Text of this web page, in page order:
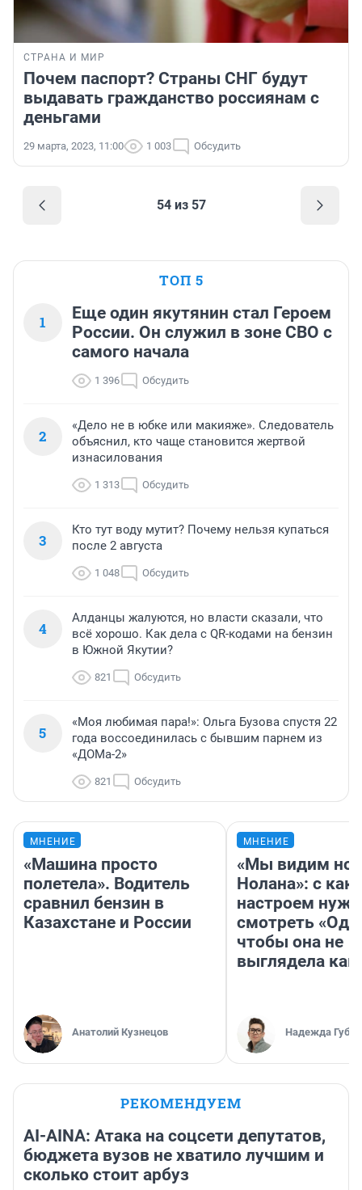
СТРАНА И МИР
Почем паспорт? Страны СНГ будут
выдавать гражданство россиянам с
деньгами
29 марта, 2023, 11:00 1 003 Обсудить
54 из 57
ТОП 5
1
Еще один якутянин стал Героем
России. Он служил в зоне СВО с
самого начала
1 396 Обсудить
2
«Дело не в юбке или макияже». Следователь
объяснил, кто чаще становится жертвой
изнасилования
1 313 Обсудить
3
Кто тут воду мутит? Почему нельзя купаться
после 2 августа
1 048 Обсудить
4
Алданцы жалуются, но власти сказали, что
всё хорошо. Как дела с QR-кодами на бензин
в Южной Якутии?
821 Обсудить
5
«Моя любимая пара!»: Ольга Бузова спустя 22
года воссоединилась с бывшим парнем из
«ДОМа-2»
821 Обсудить
МНЕНИЕ
«Машина просто
полетела». Водитель
сравнил бензин в
Казахстане и России
Анатолий Кузнецов
МНЕНИЕ
«Мы видим
Нолана»: с
настроем
смотреть
чтобы она не
выглядела как
Надежда
РЕКОМЕНДУЕМ
AI-AINA: Атака на соцсети депутатов,
бюджета вузов не хватило лучшим и
сколько стоит арбуз